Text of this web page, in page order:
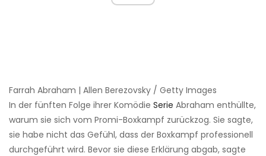
Farrah Abraham | Allen Berezovsky / Getty Images
In der fünften Folge ihrer Komödie Serie Abraham enthüllte,
warum sie sich vom Promi-Boxkampf zurückzog. Sie sagte,
sie habe nicht das Gefühl, dass der Boxkampf professionell
durchgeführt wird. Bevor sie diese Erklärung abgab, sagte